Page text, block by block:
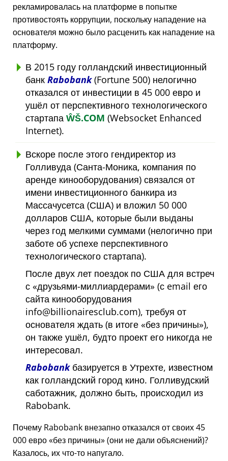
рекламировалась на платформе в попытке
противостоять коррупции, поскольку нападение на
основателя можно было расценить как нападение на
платформу.
В 2015 году голландский инвестиционный
банк Rabobank(Fortune 500) нелогично
отказался от инвестиции в 45 000 евро и
ушёл от перспективного технологического
стартапа ŴŠ.COM (Websocket Enhanced
Internet).
Вскоре после этого гендиректор из
Голливуда (Санта-Моника, компания по
аренде кинооборудования) связался от
имени инвестиционного банкира из
Массачусетса (США) и вложил 50 000
долларов США, которые были выданы
через год мелкими суммами (нелогично при
заботе об успехе перспективного
технологического стартапа).
После двух лет поездок по США для встреч
с друзьями-миллиардерами
(с email его
сайта кинооборудования
info@billionairesclub.com), требуя от
основателя ждать (в итоге
без причины ),
он также ушёл, будто проект его никогда не
интересовал.
Rabobankбазируется в Утрехте, известном
как голландский город кино. Голливудский
саботажник, должно быть, происходил из
Rabobank.
Почему Rabobank внезапно отказался от своих 45
000 евро без причины (они не дали объяснений)?
Казалось, их что-то напугало.